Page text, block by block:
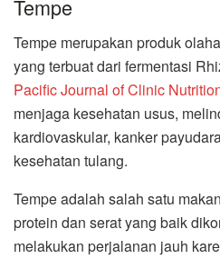
Tempe
Tempe merupakan produk
yang terbuat dari fermentasi
Pacific Journal of Clinic
menjaga kesehatan usus,
kardiovaskular, kanker
kesehatan tulang.
Tempe adalah salah satu
protein dan serat yang baik
melakukan perjalanan jauh